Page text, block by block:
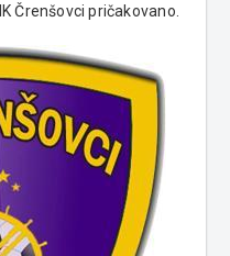
Črenšovci pričakovano.